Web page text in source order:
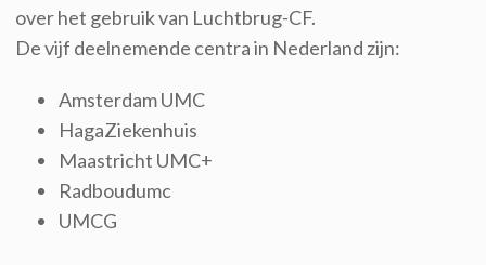
over het gebruik van Luchtbrug-CF.
De vijf deelnemende centra in Nederland zijn:
Amsterdam UMC
HagaZiekenhuis
Maastricht UMC+
Radboudumc
UMCG